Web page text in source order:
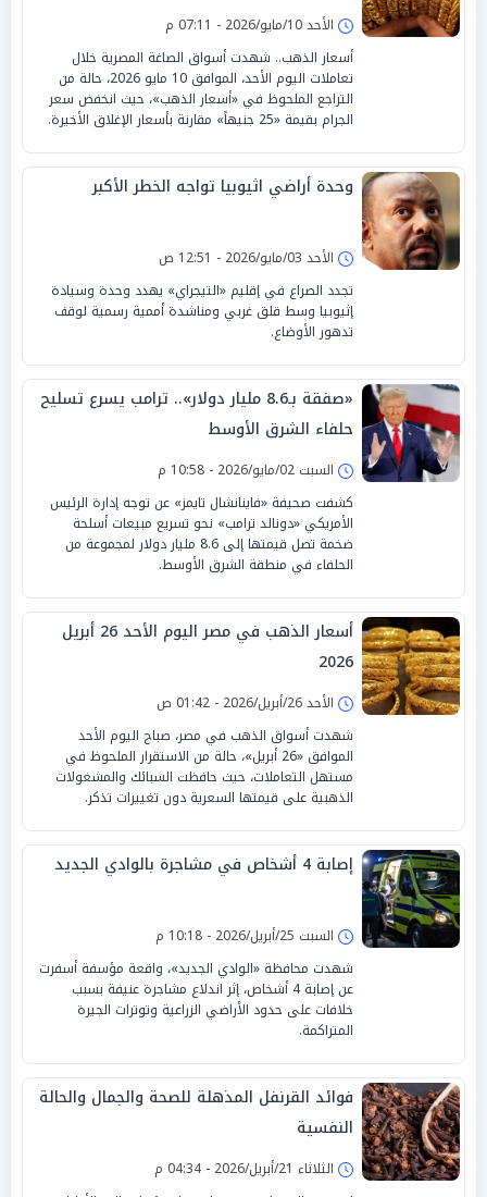
الأحد 10/مايو/2026 - 07:11 م
أسعار الذهب.. شهدت أسواق الصاغة المصرية خلال
تعاملات اليوم الأحد، الموافق 10 مايو 2026، حالة من
التراجع الملحوظ في «أسعار الذهب»، حيث انخفض سعر
الجرام بقيمة «25 جنيهاً» مقارنة بأسعار الإغلاق الأخيرة.
وحدة أراضي اثيوبيا تواجه الخطر الأكبر
الأحد 03/مايو/2026 - 12:51 ص
تجدد الصراع في إقليم «التيجراي» يهدد وحدة وسيادة
إثيوبيا وسط قلق غربي ومناشدة أممية رسمية لوقف
تدهور الأوضاع.
«صفقة بـ8.6 مليار دولار».. ترامب يسرع تسليح
حلفاء الشرق الأوسط
السبت 02/مايو/2026 - 10:58 م
كشفت صحيفة «فاينانشال تايمز» عن توجه إدارة الرئيس
الأمريكي «دونالد ترامب» نحو تسريع مبيعات أسلحة
ضخمة تصل قيمتها إلى 8.6 مليار دولار لمجموعة من
الحلفاء في منطقة الشرق الأوسط.
أسعار الذهب في مصر اليوم الأحد 26 أبريل
2026
الأحد 26/أبريل/2026 - 01:42 ص
شهدت أسواق الذهب في مصر، صباح اليوم الأحد
الموافق «26 أبريل»، حالة من الاستقرار الملحوظ في
مستهل التعاملات، حيث حافظت السبائك والمشغولات
الذهبية على قيمتها السعرية دون تغييرات تذكر.
إصابة 4 أشخاص في مشاجرة بالوادي الجديد
السبت 25/أبريل/2026 - 10:18 م
شهدت محافظة «الوادي الجديد»، واقعة مؤسفة أسفرت
عن إصابة 4 أشخاص، إثر اندلاع مشاجرة عنيفة بسبب
خلافات على حدود الأراضي الزراعية وتوترات الجيرة
المتراكمة.
فوائد القرنفل المذهلة للصحة والجمال والحالة
النفسية
الثلاثاء 21/أبريل/2026 - 04:34 م